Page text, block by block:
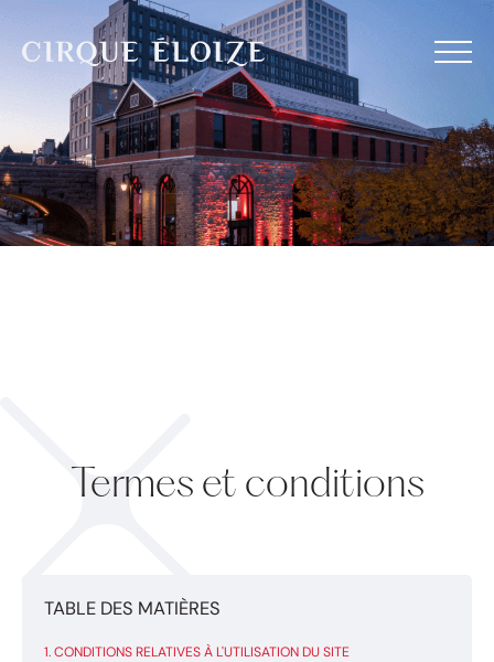
Aller au contenu
Termes et conditions
TABLE DES MATIÈRES
CONDITIONS RELATIVES À L'UTILISATION DU SITE